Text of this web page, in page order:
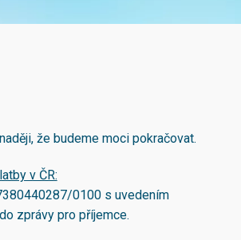
že budeme moci pokračovat.
v ČR:
0100s uvedením
do zprávy pro příjemce.